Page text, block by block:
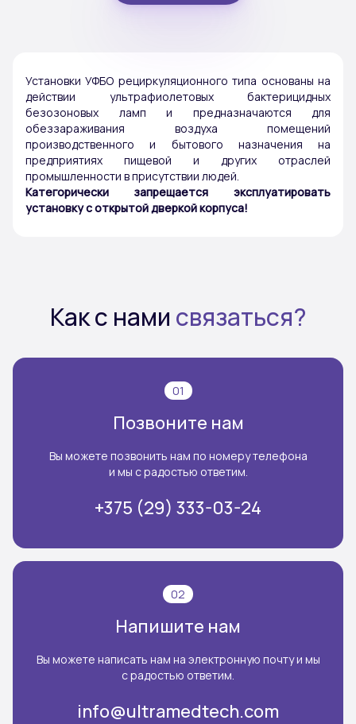
Установки УФБО рециркуляционного типа основаны на
действии ультрафиолетовых бактерицидных
безозоновых ламп и предназначаются для
обеззараживания воздуха помещений
производственного и бытового назначения на
предприятиях пищевой и других отраслей
промышленности в присутствии людей.
Категорически запрещается эксплуатировать
установку с открытой дверкой корпуса!
Как с нами связаться?
01
Позвоните нам
Вы можете позвонить нам по номеру телефона
и мы с радостью ответим.
+375 (29) 333-03-24
02
Напишите нам
Вы можете написать нам на электронную почту и мы
с радостью ответим.
info@ultramedtech.com